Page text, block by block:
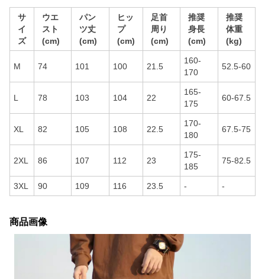
サ
イ
ズ
ウエ
スト
(cm)
パン
ツ丈
(cm)
ヒッ
プ
(cm)
足首
周り
(cm)
推奨
身長
(cm)
推奨
体重
(kg)
M 74 101 100 21.5
160-
170
52.5-60
L 78 103 104 22
165-
175
60-67.5
XL 82 105 108 22.5
170-
180
67.5-75
2XL 86 107 112 23
175-
185
75-82.5
3XL 90 109 116 23.5 - -
商品画像